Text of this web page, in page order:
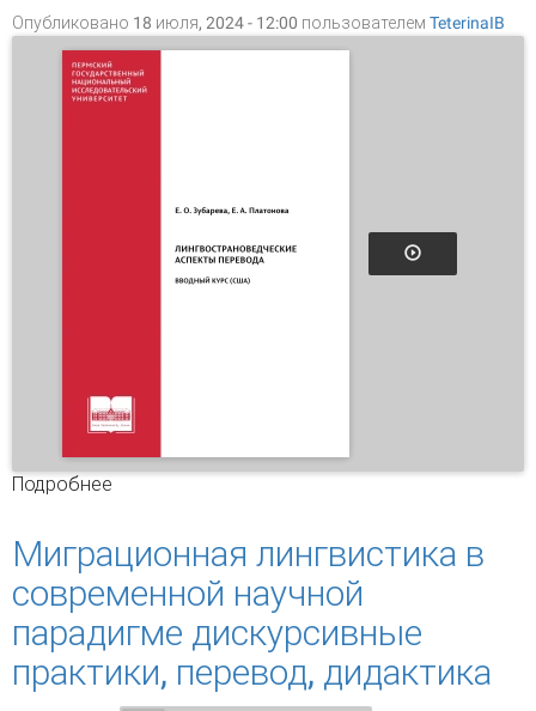
Опубликовано 18 июля, 2024 - 12:00 пользователем TeterinaIB
Подробнее
Миграционная лингвистика в
современной научной
парадигме дискурсивные
практики, перевод, дидактика